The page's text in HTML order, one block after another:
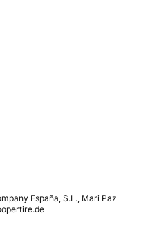
España, S.L., Mari Paz